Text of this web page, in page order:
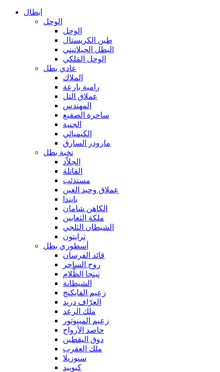
ابطال
الوحل
الوحل
طين الكريستال
البطل الجيلاتيني
الوحل المَلكي
عادي بطل
الملاك
رامية بارعة
عملاق التل
المهندس
ساحرة الصقيع
الجنية
الكيميائي
مارودر السارق
نخبة بطل
الجلاّد
القاتلة
مستذئب
عملاق وحيد العين
بايندا
الكاهن شامان
ملكة الثعابين
الشيطان الثلجي
ترايتون
أسطوري بطل
قائد الفرسان
روح الساحر
نينجا الظّلام
الشيطانة
زعيم الفايكنج
العرّاف دريد
ملك الرعد
زعيم المينوتور
حاصد الأرواح
دوق اليقطين
ملك العقرب
سنوزيلا
كيوبيد